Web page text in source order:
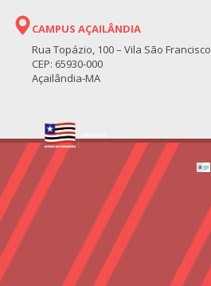
CAMPUS AÇAILÂNDIA
Rua Topázio, 100 – Vila São Francisco
CEP: 65930-000
Açailândia-MA